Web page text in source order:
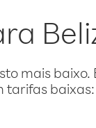
mais baixo.
tarifas baixas: